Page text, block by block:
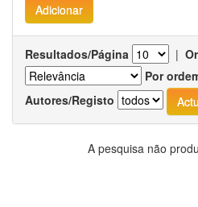
Resultados/Página |
Por
Autores/Registo
A pesquisa não